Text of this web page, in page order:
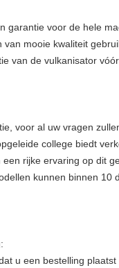
garantie voor de hele
van mooie kwaliteit
van de vulkanisator
voor al uw vragen
college biedt
een rijke ervaring op dit
kunnen binnen 10
u een bestelling plaatst